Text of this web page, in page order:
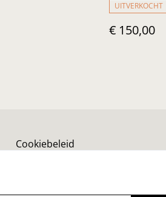
UITVERKOCHT
€ 150,00
Cookiebeleid